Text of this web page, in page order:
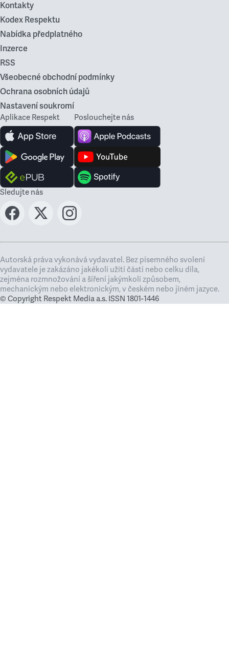
Kontakty
Kodex Respektu
Nabídka předplatného
Inzerce
RSS
Všeobecné obchodní podmínky
Ochrana osobních údajů
Nastavení soukromí
Aplikace Respekt Poslouchejte nás
Sledujte nás
Autorská práva vykonává vydavatel. Bez písemného svolení
vydavatele je zakázáno jakékoli užití částí nebo celku díla,
zejména rozmnožování a šíření jakýmkoli způsobem,
mechanickým nebo elektronickým, v českém nebo jiném jazyce.
© Copyright Respekt Media a.s. ISSN 1801-1446